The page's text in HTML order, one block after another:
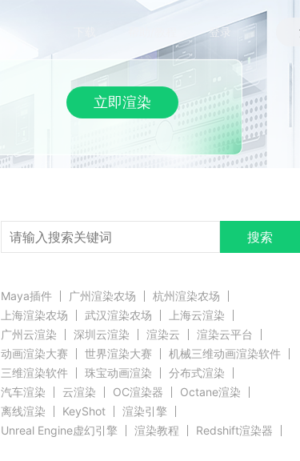
登录
立即渲染
搜索
Maya插件 广州渲染农场
杭州渲染农场
上海渲染农场
武汉渲染农场
上海云渲染
广州云渲染
深圳云渲染 渲染云
渲染云平台
动画渲染大赛
世界渲染大赛
机械三维动画渲染软件
三维渲染软件
珠宝动画渲染
分布式渲染
汽车渲染
云渲染 OC渲染器
Octane渲染
离线渲染
KeyShot
渲染引擎
Unreal Engine虚幻引擎
渲染教程
Redshift渲染器